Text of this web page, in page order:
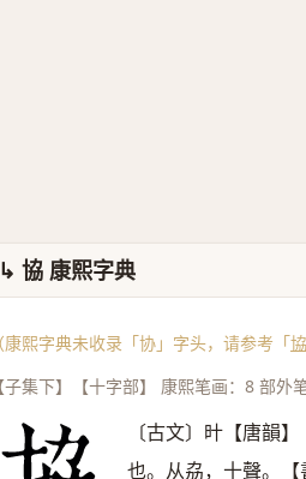
↳ 協 康熙字典
（康熙字典未收录「协」字头，请参考「協
【子集下】【十字部】 康熙笔画：8 部外
〔古文〕旪【唐韻
也。从劦，十聲。【